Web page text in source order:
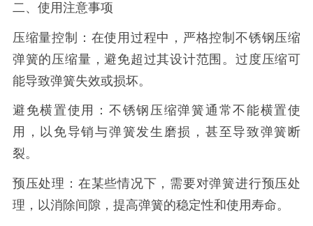
二、使用注意事项
压缩量控制：在使用过程中，严格控制不锈钢压缩
弹簧的压缩量，避免超过其设计范围。过度压缩可
能导致弹簧失效或损坏。
避免横置使用：不锈钢压缩弹簧通常不能横置使
用，以免导销与弹簧发生磨损，甚至导致弹簧断
裂。
预压处理：在某些情况下，需要对弹簧进行预压处
理，以消除间隙，提高弹簧的稳定性和使用寿命。